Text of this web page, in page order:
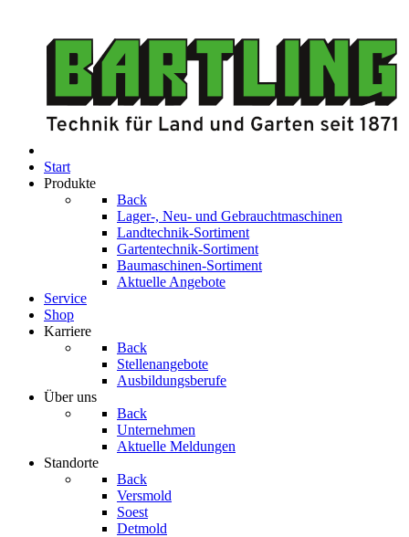
Start
Produkte
Back
Lager-, Neu- und Gebrauchtmaschinen
Landtechnik-Sortiment
Gartentechnik-Sortiment
Baumaschinen-Sortiment
Aktuelle Angebote
Service
Shop
Karriere
Back
Stellenangebote
Ausbildungsberufe
Über uns
Back
Unternehmen
Aktuelle Meldungen
Standorte
Back
Versmold
Soest
Detmold